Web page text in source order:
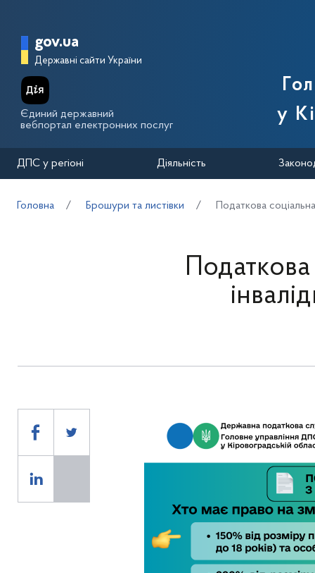
Головна сторінка Державної
gov.ua
Державні сайти України
Єдиний державний
вебпортал електронних послуг
у
ДПС у регіоні Діяльність
Головна Брошури та листівки Податкова
Податкова